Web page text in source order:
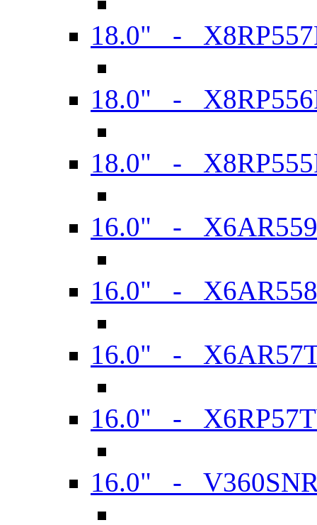
18.0" -
18.0" -
18.0" -
16.0" -
16.0" -
16.0" -
16.0" -
16.0" -